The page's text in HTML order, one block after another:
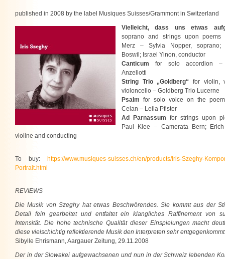
published in 2008 by the label Musiques Suisses/Grammont in Switzerland
Vielleicht, dass uns etwas
soprano and strings upon poems
Merz – Sylvia Nopper, soprano;
Boswil; Israel Yinon, conductor
Canticum for solo accordion –
Anzellotti
String Trio „Goldberg“ for violin,
violoncello – Goldberg Trio Lucerne
Psalm for solo voice on the
Celan – Leila Pfister
Ad Parnassum for strings upon
Paul Klee – Camerata Bern;
violine and conducting
To buy: https://www.musiques-suisses.ch/en/products/Iris-Szeghy-
Portrait.html
REVIEWS
Die Musik von Szeghy hat etwas Beschwörendes. Sie kommt aus der
Detail fein gearbeitet und entfaltet ein klangliches Raffinement von
Intensität. Die hohe technische Qualität dieser Einspielungen macht
diese vielschichtig reflektierende Musik den Interpreten sehr
Sibylle Ehrismann, Aargauer Zeitung, 29.11.2008
Der in der Slowakei aufgewachsenen und nun in der Schweiz lebenden